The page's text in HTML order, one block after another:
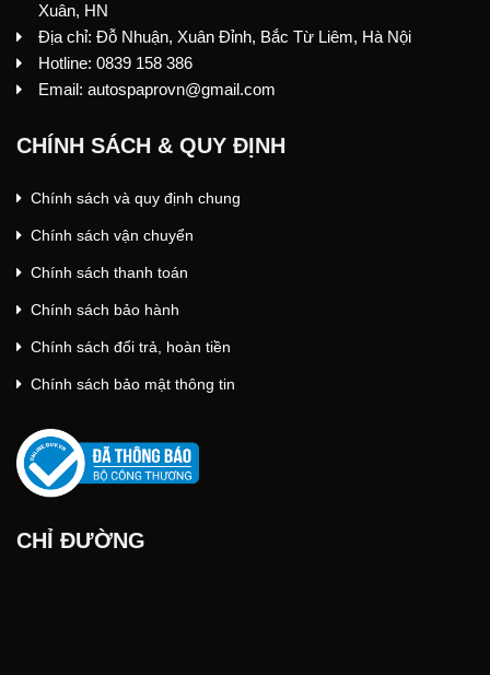
Xuân, HN
Địa chỉ: Đỗ Nhuận, Xuân Đỉnh, Bắc Từ Liêm, Hà Nội
Hotline: 0839 158 386
Email: autospaprovn@gmail.com
CHÍNH SÁCH & QUY ĐỊNH
Chính sách và quy định chung
Chính sách vận chuyển
Chính sách thanh toán
Chính sách bảo hành
Chính sách đổi trả, hoàn tiền
Chính sách bảo mật thông tin
CHỈ ĐƯỜNG